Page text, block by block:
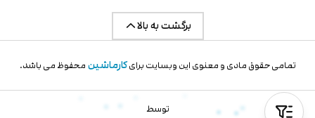
برگشت به بالا
تمامی حقوق مادی و معنوی این وبسایت برایکارماشین محفوظ می باشد.
توسط